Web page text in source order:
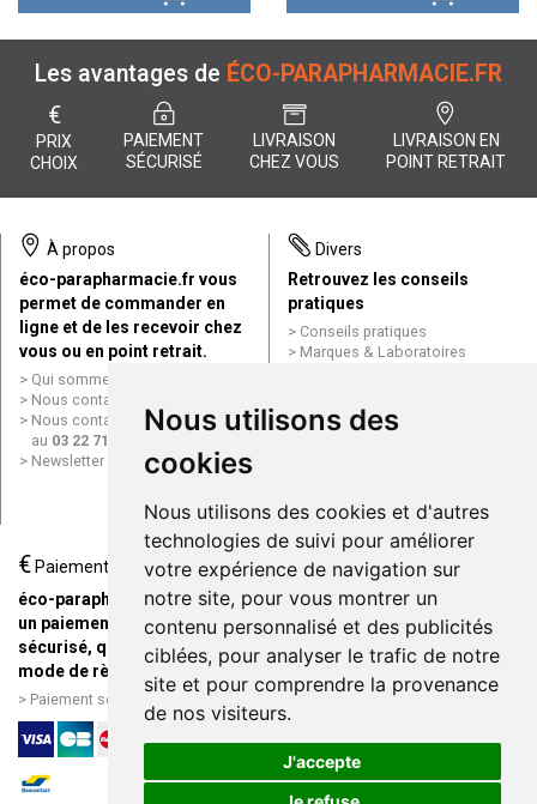
Nous utilisons des
cookies
Nous utilisons des cookies et d'autres
technologies de suivi pour améliorer
votre expérience de navigation sur
notre site, pour vous montrer un
contenu personnalisé et des publicités
ciblées, pour analyser le trafic de notre
site et pour comprendre la provenance
de nos visiteurs.
J'accepte
Les avantages de ÉCO-PARAPHARMACIE.FR
€
PRIX
CHOIX
PAIEMENT
SÉCURISÉ
LIVRAISON
CHEZ VOUS
LIVRAISON EN
POINT RETRAIT
À propos
éco-parapharmacie.fr vous
permet de commander en
ligne et de les recevoir chez
vous ou en point retrait.
Qui sommes nous ?
Nous contacter par e-mail
Nous contacter par téléphone
au 03 22 71 64 10
Newsletter
Divers
Retrouvez les conseils
pratiques
Conseils pratiques
Marques & Laboratoires
Mentions légales
Données personnelles
ligne
€ Paiement
éco-parapharmacie.fr offre
un paiement entièrement
sécurisé, quel que soit le
mode de règlement
Paiement sécurisé et simple
Livraison / Point retrait
Commandez en ligne et
recevez votre commande
rapidement chez vous ou en
point retrait
Livraison chez vous ou en